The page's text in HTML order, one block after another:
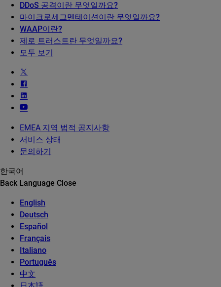
DDoS 공격이란 무엇일까요?
마이크로세그멘테이션이란 무엇일까요?
WAAP이란?
제로 트러스트란 무엇일까요?
모두 보기
EMEA 지역 법적 공지사항
서비스 상태
문의하기
한국어
Back Language Close
English
Deutsch
Español
Français
Italiano
Português
中文